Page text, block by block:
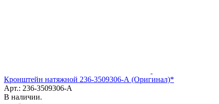
Кронштейн натяжной 236-3509306-А (Оригинал)*
Арт.: 236-3509306-А
В наличии.